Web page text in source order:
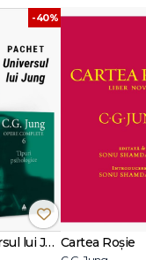
şi anima
al Sinelui
istorică a peştelui
peştelui
al peştelui
a peştelui
-40%
Pachet Universul lui Jung Cartea Roșie